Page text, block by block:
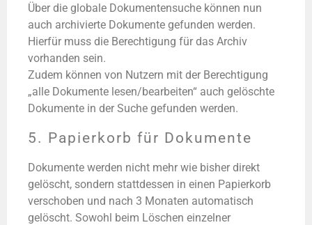
Über die globale Dokumentensuche können nun
auch archivierte Dokumente gefunden werden.
Hierfür muss die Berechtigung für das Archiv
vorhanden sein.
Zudem können von Nutzern mit der Berechtigung
„alle Dokumente lesen/bearbeiten“ auch gelöschte
Dokumente in der Suche gefunden werden.
5. Papierkorb für Dokumente
Dokumente werden nicht mehr wie bisher direkt
gelöscht, sondern stattdessen in einen Papierkorb
verschoben und nach 3 Monaten automatisch
gelöscht. Sowohl beim Löschen einzelner